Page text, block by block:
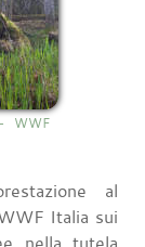
WWF
al
Italia sui